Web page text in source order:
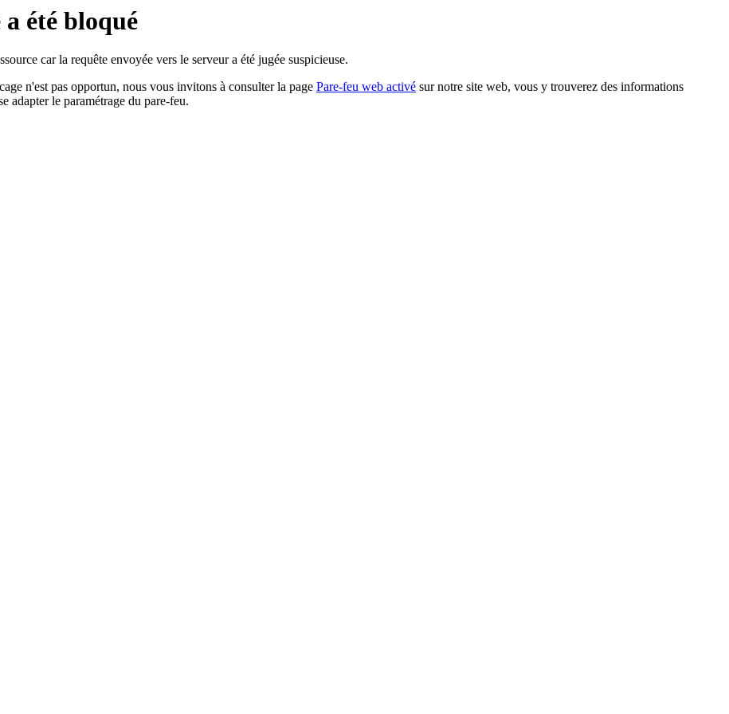
a été bloqué
car la requête envoyée vers le serveur a été jugée suspicieuse.
n'est pas opportun, nous vous invitons à consulter la page Pare-feu web activé sur notre site web, vous y trouverez des informations
adapter le paramétrage du pare-feu.